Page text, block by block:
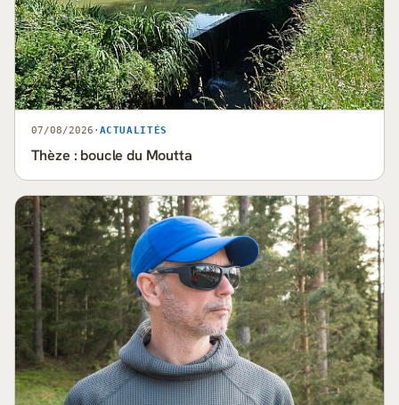
07/08/2026 · ACTUALITÉS
Thèze : boucle du Moutta